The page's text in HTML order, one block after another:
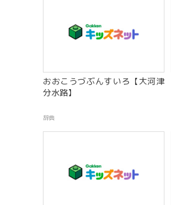
おおこうづぶんすいろ【大河津
分水路】
辞典